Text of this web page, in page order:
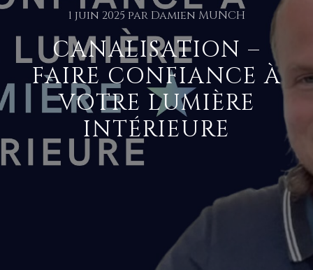
1 juin 2025 par Damien MUNCH
CANALISATION –
FAIRE CONFIANCE À
VOTRE LUMIÈRE
INTÉRIEURE